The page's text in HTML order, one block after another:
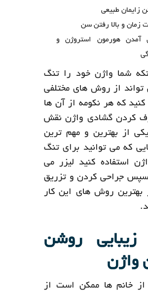
زایمان طبیعی
زمان و بالا رفتن سن
آمدن هورمون استروژن و
شما واژن خود را تنگ
تواند از روش های مختلفی
کنید که هر نکومه از آن ها
کردن گشادی واژن نقش
از بهترین و مهم ترین
که می توانید برای تنگ
استفاده کنید لیزر می
جراحی کردن و تزریق
بهترین روش های این کار
زیبایی روشن
واژن
از خانم ها ممکن است از